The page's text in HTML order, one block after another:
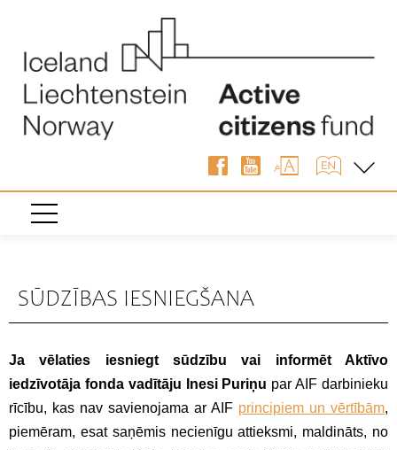
SŪDZĪBAS IESNIEGŠANA
Ja vēlaties iesniegt sūdzību
vai informēt Aktīvo
iedzīvotāja fonda vadītāju Inesi Puriņu par AIF darbinieku
rīcību, kas nav savienojama ar AIF principiem un vērtībām,
piemēram, esat saņēmis necienīgu attieksmi, maldināts, no